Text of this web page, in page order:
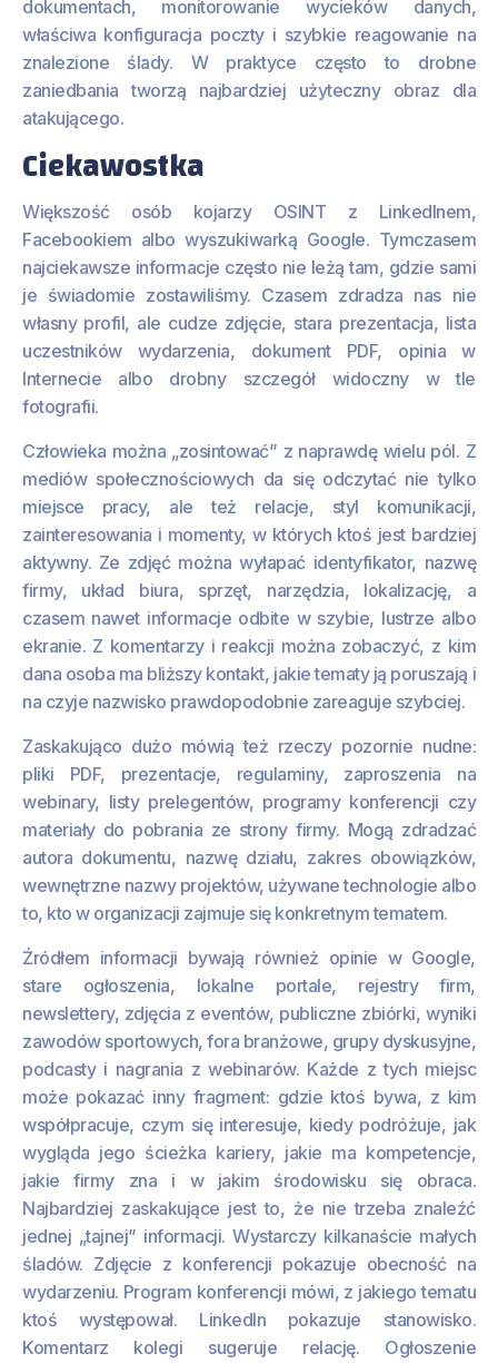
dokumentach, monitorowanie wycieków danych,
właściwa konfiguracja poczty i szybkie reagowanie na
znalezione ślady. W praktyce często to drobne
zaniedbania tworzą najbardziej użyteczny obraz dla
atakującego.
Ciekawostka
Większość osób kojarzy OSINT z LinkedInem,
Facebookiem albo wyszukiwarką Google. Tymczasem
najciekawsze informacje często nie leżą tam, gdzie sami
je świadomie zostawiliśmy. Czasem zdradza nas nie
własny profil, ale cudze zdjęcie, stara prezentacja, lista
uczestników wydarzenia, dokument PDF, opinia w
Internecie albo drobny szczegół widoczny w tle
fotografii.
Człowieka można „zosintować” z naprawdę wielu pól. Z
mediów społecznościowych da się odczytać nie tylko
miejsce pracy, ale też relacje, styl komunikacji,
zainteresowania i momenty, w których ktoś jest bardziej
aktywny. Ze zdjęć można wyłapać identyfikator, nazwę
firmy, układ biura, sprzęt, narzędzia, lokalizację, a
czasem nawet informacje odbite w szybie, lustrze albo
ekranie. Z komentarzy i reakcji można zobaczyć, z kim
dana osoba ma bliższy kontakt, jakie tematy ją poruszają i
na czyje nazwisko prawdopodobnie zareaguje szybciej.
Zaskakująco dużo mówią też rzeczy pozornie nudne:
pliki PDF, prezentacje, regulaminy, zaproszenia na
webinary, listy prelegentów, programy konferencji czy
materiały do pobrania ze strony firmy. Mogą zdradzać
autora dokumentu, nazwę działu, zakres obowiązków,
wewnętrzne nazwy projektów, używane technologie albo
to, kto w organizacji zajmuje się konkretnym tematem.
Źródłem informacji bywają również opinie w Google,
stare ogłoszenia, lokalne portale, rejestry firm,
newslettery, zdjęcia z eventów, publiczne zbiórki, wyniki
zawodów sportowych, fora branżowe, grupy dyskusyjne,
podcasty i nagrania z webinarów. Każde z tych miejsc
może pokazać inny fragment: gdzie ktoś bywa, z kim
współpracuje, czym się interesuje, kiedy podróżuje, jak
wygląda jego ścieżka kariery, jakie ma kompetencje,
jakie firmy zna i w jakim środowisku się obraca.
Najbardziej zaskakujące jest to, że nie trzeba znaleźć
jednej „tajnej” informacji. Wystarczy kilkanaście małych
śladów. Zdjęcie z konferencji pokazuje obecność na
wydarzeniu. Program konferencji mówi, z jakiego tematu
ktoś występował. LinkedIn pokazuje stanowisko.
Komentarz kolegi sugeruje relację. Ogłoszenie